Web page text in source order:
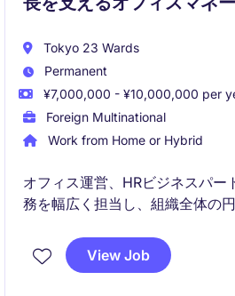
Tokyo 23 Wards
Permanent
¥7,000,000 - ¥10,000,000 per
Foreign Multinational
Work from Home or Hybrid
オフィス運営、HRビジネスパー
務を幅広く担当し、組織全体の
ら、従業員体験の向上と業務プ
きるポジションです。
View Job